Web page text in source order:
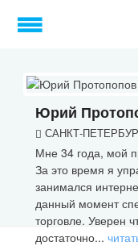
Юрий
САНКТ-
Мне 34 года, мой
За это время я
занимался
данный момент
торговле. Уверен
достаточно...